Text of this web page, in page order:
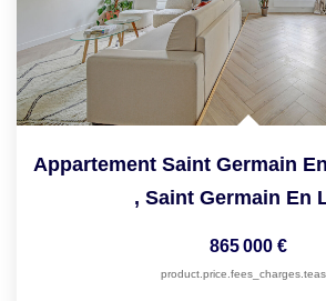
, Saint Germain En
865 000 €